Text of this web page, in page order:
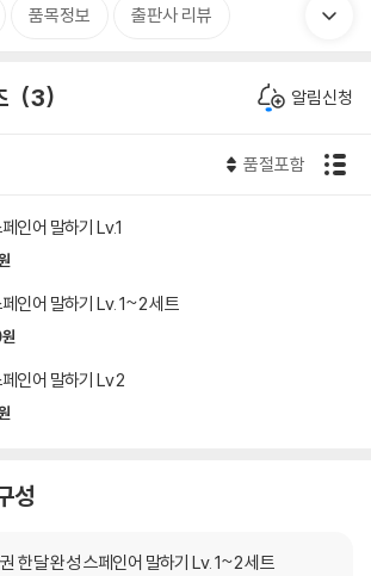
품목정보 출판사 리뷰
3 알림신청
품절포함
인어 말하기 Lv.1
인어 말하기 Lv. 1~2 세트
원
인어 말하기 Lv 2
성
한달 완성 스페인어 말하기 Lv. 1~2 세트